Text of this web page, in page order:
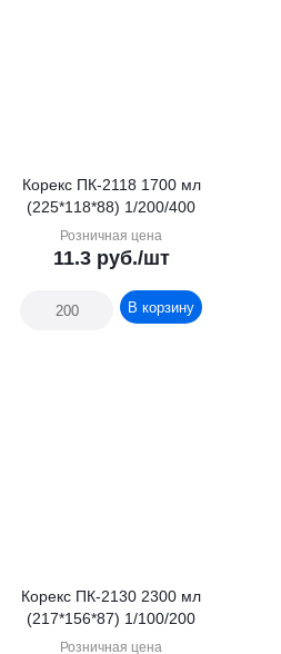
Корекс ПК-2118 1700 мл
(225*118*88) 1/200/400
Розничная цена
11.3руб./шт
В корзину
Корекс ПК-2130 2300 мл
(217*156*87) 1/100/200
Розничная цена